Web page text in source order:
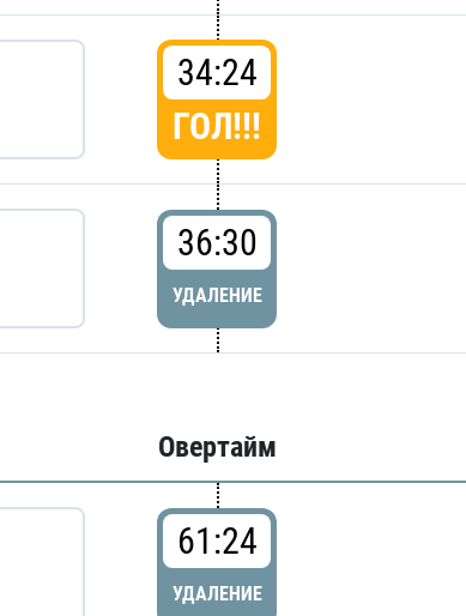
34:24
ГОЛ!!!
36:30
УДАЛЕНИЕ
Овертайм
61:24
УДАЛЕНИЕ